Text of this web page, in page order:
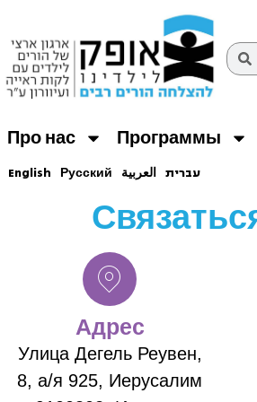
Про нас Программы
English Русский العربية עברית
Адрес
Улица Дегель Реувен,
8, а/я 925, Иерусалим